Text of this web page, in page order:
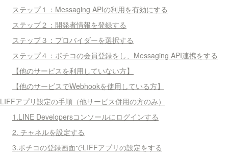
ステップ１：Messaging APIの利用を有効にする
ステップ２：開発者情報を登録する
ステップ３：プロバイダーを選択する
ステップ４：ポチコの会員登録をし、Messaging API連携をする
【他のサービスを利用していない方】
【他のサービスでWebhookを使用している方】
LIFFアプリ設定の手順（他サービス併用の方のみ）
1.LINE Developersコンソールにログインする
2. チャネルを設定する
3.ポチコの登録画面でLIFFアプリの設定をする